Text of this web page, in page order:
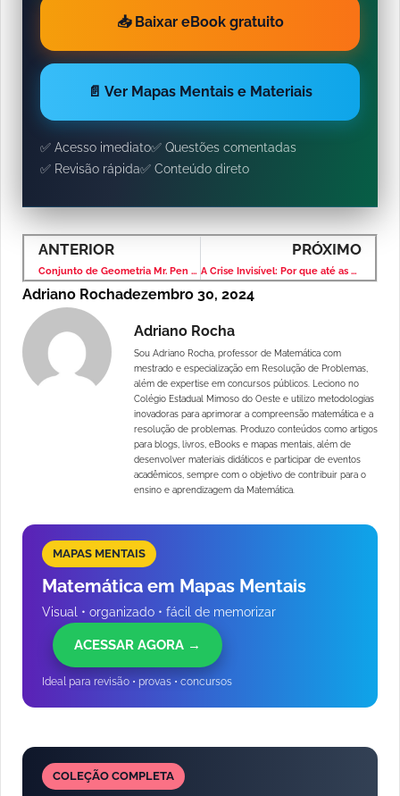
📥 Baixar eBook gratuito
📄 Ver Mapas Mentais e Materiais
✅ Acesso imediato✅ Questões comentadas
✅ Revisão rápida✅ Conteúdo direto
ANTERIOR
Conjunto de Geometria Mr. Pen – Pacote com 4 Peças: Precisão e Qualidade para Estudantes e Profissionais
PRÓXIMO
A Crise Invisível: Por que até as Melhores Escolas do Brasil Falham em Matemática?
Adriano Rochadezembro 30, 2024
Adriano Rocha
Sou Adriano Rocha, professor de Matemática com
mestrado e especialização em Resolução de Problemas,
além de expertise em concursos públicos. Leciono no
Colégio Estadual Mimoso do Oeste e utilizo metodologias
inovadoras para aprimorar a compreensão matemática e a
resolução de problemas. Produzo conteúdos como artigos
para blogs, livros, eBooks e mapas mentais, além de
desenvolver materiais didáticos e participar de eventos
acadêmicos, sempre com o objetivo de contribuir para o
ensino e aprendizagem da Matemática.
MAPAS MENTAIS
Matemática em Mapas Mentais
Visual • organizado • fácil de memorizar
ACESSAR AGORA →
Ideal para revisão • provas • concursos
COLEÇÃO COMPLETA